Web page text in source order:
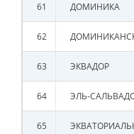
61 ДОМИНИКА
62
63 ЭКВАДОР
64 ЭЛЬ-
65